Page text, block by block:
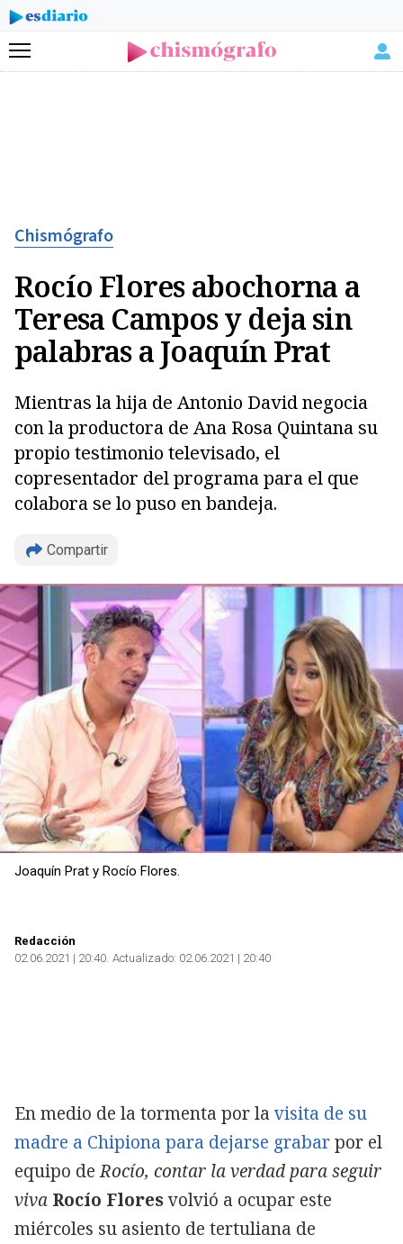
Menú
Chismógrafo
Rocío Flores abochorna a
Teresa Campos y deja sin
palabras a Joaquín Prat
Mientras la hija de Antonio David negocia
con la productora de Ana Rosa Quintana su
propio testimonio televisado, el
copresentador del programa para el que
colabora se lo puso en bandeja.
Compartir
Copiar
Joaquín Prat y Rocío Flores.
Redacción
02.06.2021 | 20:40 Actualizado: 02.06.2021 | 20:40
En medio de la tormenta por lavisita de su
madre a Chipiona para dejarse grabarpor el
equipo deRocío, contar la verdad para seguir
viva Rocío Floresvolvió a ocupar este
miércoles su asiento de tertuliana de